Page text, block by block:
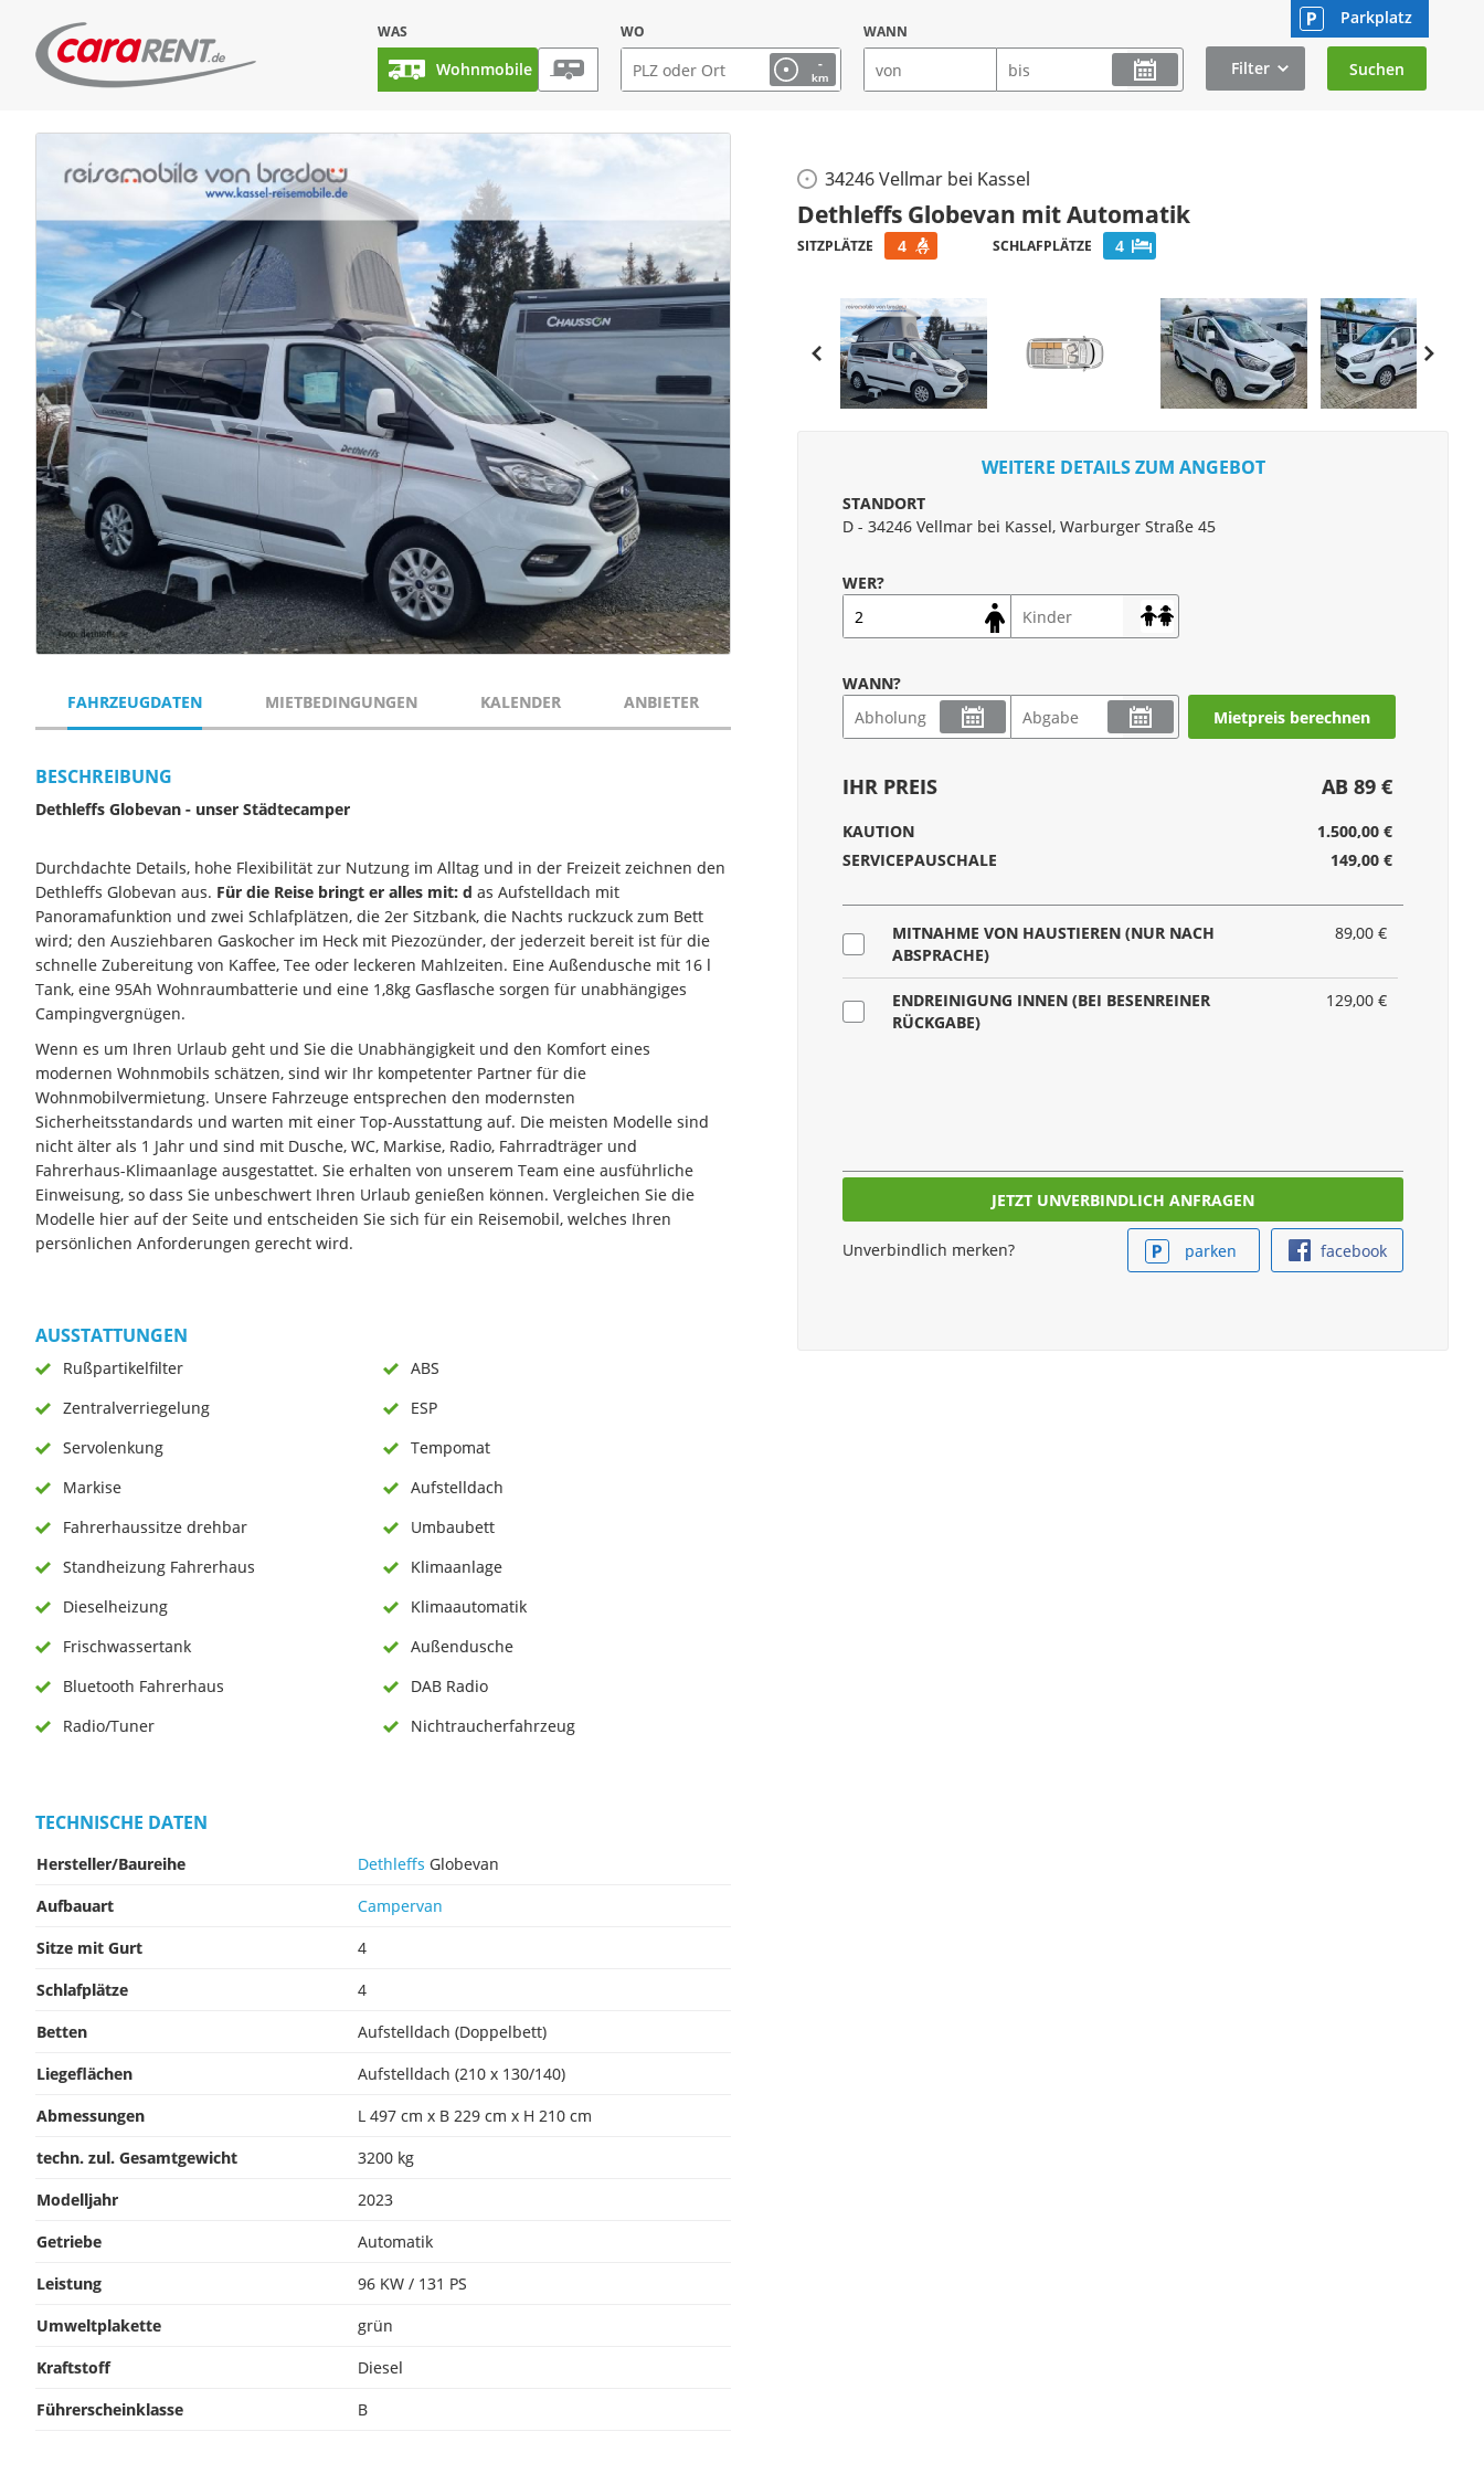
WAS
Wohnmobile
WO
-
km
WANN
Filter
Parkplatz
34246 Vellmar bei Kassel
Dethleffs Globevan mit Automatik
SITZPLÄTZE 4 SCHLAFPLÄTZE 4
FAHRZEUGDATEN MIETBEDINGUNGEN KALENDER ANBIETER
BESCHREIBUNG
Dethleffs Globevan - unser Städtecamper
Durchdachte Details, hohe Flexibilität zur Nutzung im Alltag und in der Freizeit zeichnen den
Dethleffs Globevan aus. Für die Reise bringt er alles mit: d as Aufstelldach mit
Panoramafunktion und zwei Schlafplätzen, die 2er Sitzbank, die Nachts ruckzuck zum Bett
wird; den Ausziehbaren Gaskocher im Heck mit Piezozünder, der jederzeit bereit ist für die
schnelle Zubereitung von Kaffee, Tee oder leckeren Mahlzeiten. Eine Außendusche mit 16 l
Tank, eine 95Ah Wohnraumbatterie und eine 1,8kg Gasflasche sorgen für unabhängiges
Campingvergnügen.
Wenn es um Ihren Urlaub geht und Sie die Unabhängigkeit und den Komfort eines
modernen Wohnmobils schätzen, sind wir Ihr kompetenter Partner für die
Wohnmobilvermietung. Unsere Fahrzeuge entsprechen den modernsten
Sicherheitsstandards und warten mit einer Top-Ausstattung auf. Die meisten Modelle sind
nicht älter als 1 Jahr und sind mit Dusche, WC, Markise, Radio, Fahrradträger und
Fahrerhaus-Klimaanlage ausgestattet. Sie erhalten von unserem Team eine ausführliche
Einweisung, so dass Sie unbeschwert Ihren Urlaub genießen können. Vergleichen Sie die
Modelle hier auf der Seite und entscheiden Sie sich für ein Reisemobil, welches Ihren
persönlichen Anforderungen gerecht wird.
AUSSTATTUNGEN
Rußpartikelfilter
ABS
Zentralverriegelung
ESP
Servolenkung
Tempomat
Markise
Aufstelldach
Fahrerhaussitze drehbar
Umbaubett
Standheizung Fahrerhaus
Klimaanlage
Dieselheizung
Klimaautomatik
Frischwassertank
Außendusche
Bluetooth Fahrerhaus
DAB Radio
Radio/Tuner
Nichtraucherfahrzeug
TECHNISCHE DATEN
Hersteller/Baureihe Dethleffs Globevan
Aufbauart
Campervan
Sitze mit Gurt
4
Schlafplätze
4
Betten
Aufstelldach (Doppelbett)
Liegeflächen
Aufstelldach (210 x 130/140)
Abmessungen
L 497 cm x B 229 cm x H 210 cm
techn. zul. Gesamtgewicht
3200 kg
Modelljahr
2023
Getriebe
Automatik
Leistung
96 KW / 131 PS
Umweltplakette
grün
Kraftstoff
Diesel
Führerscheinklasse
B
WEITERE DETAILS ZUM ANGEBOT
STANDORT
D - 34246 Vellmar bei Kassel, Warburger Straße 45
WER?
WANN?
Mietpreis berechnen
IHR PREIS AB 89 €
KAUTION
1.500,00 €
SERVICEPAUSCHALE
149,00 €
MITNAHME VON HAUSTIEREN (NUR NACH
ABSPRACHE)
89,00 €
ENDREINIGUNG INNEN (BEI BESENREINER
RÜCKGABE)
129,00 €
Unverbindlich merken? facebook
parken